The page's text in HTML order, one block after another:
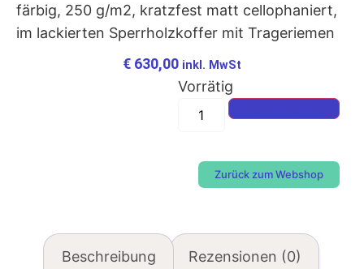
färbig, 250 g/m2, kratzfest matt cellophaniert,
im lackierten Sperrholzkoffer mit Trageriemen
Beschreibung Rezensionen (0)
€ 630,00 inkl. MwSt
Vorrätig
In den Warenkorb
Zurück zum Webshop